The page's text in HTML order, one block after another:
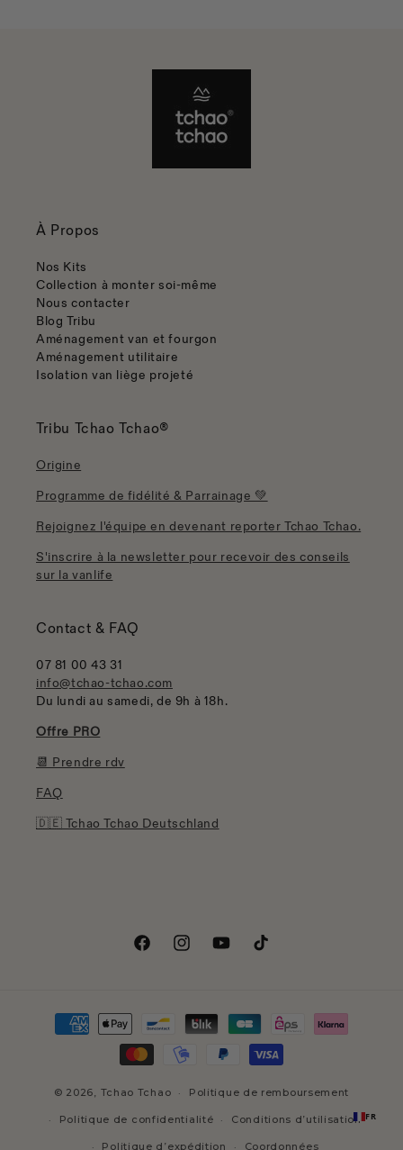
À Propos
Nos Kits
Collection à monter soi-même
Nous contacter
Blog Tribu
Aménagement van et fourgon
Aménagement utilitaire
Isolation van liège projeté
Tribu Tchao Tchao®
Origine
Programme de fidélité & Parrainage 💚
Rejoignez l'équipe en devenant reporter Tchao Tchao.
S'inscrire à la newsletter pour recevoir des conseils
sur la vanlife
Contact & FAQ
07 81 00 43 31
info@tchao-tchao.com
Du lundi au samedi, de 9h à 18h.
Offre PRO
📆 Prendre rdv
FAQ
🇩🇪 Tchao Tchao Deutschland
FacebookInstagramYouTubeTikTok
Moyens
© 2026, Tchao Tchao Politique de remboursement
Politique de confidentialité Conditions d’utilisation
Politique d’expédition Coordonnées
FR